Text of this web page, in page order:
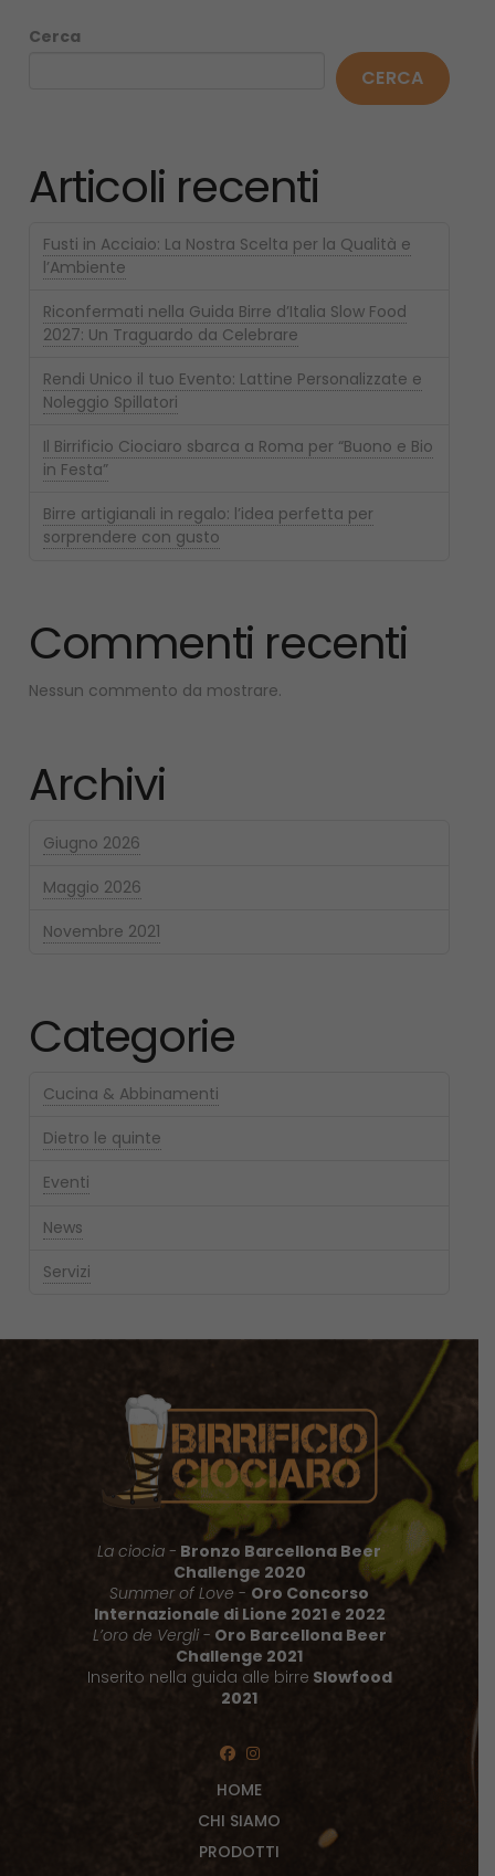
Cerca
CERCA
Articoli recenti
Fusti in Acciaio: La Nostra Scelta per la Qualità e
l’Ambiente
Riconfermati nella Guida Birre d’Italia Slow Food
2027: Un Traguardo da Celebrare
Rendi Unico il tuo Evento: Lattine Personalizzate e
Noleggio Spillatori
Il Birrificio Ciociaro sbarca a Roma per “Buono e Bio
in Festa”
Birre artigianali in regalo: l’idea perfetta per
sorprendere con gusto
Commenti recenti
Nessun commento da mostrare.
Archivi
Giugno 2026
Maggio 2026
Novembre 2021
Categorie
Cucina & Abbinamenti
Dietro le quinte
Eventi
News
Servizi
La ciocia - Bronzo Barcellona Beer
Challenge 2020
Summer of Love - Oro Concorso
Internazionale di Lione 2021 e 2022
L’oro de Vergli - Oro Barcellona Beer
Challenge 2021
Inserito nella guida alle birre Slowfood
2021
HOME
CHI SIAMO
PRODOTTI